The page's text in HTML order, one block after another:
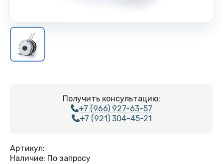
Получить консультацию:
+7 (966) 927-63-57
+7 (921) 304-45-21
Артикул:
Наличие: По запросу